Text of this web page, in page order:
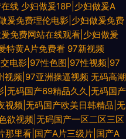
线 少妇做爰18P|少妇做爰A
爰免费理伦电影|少妇做爰免费
免费网站在线观看|少妇做爰
特黄A片免费看 97新视频
电影|97性色图|97性视频|97
视频|97亚洲操逼视频 无码高潮
|无码国产69精品久久|无码国产
视频|无码国产欧美日韩精品|无
欲视频|无码国产一区二区三区
那里看|国产A片三级片|国产A